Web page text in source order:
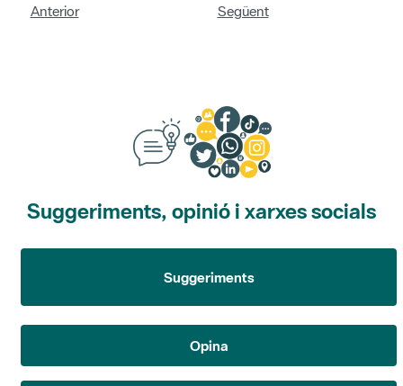
Anterior Següent
Suggeriments, opinió i xarxes socials
Suggeriments
Opina